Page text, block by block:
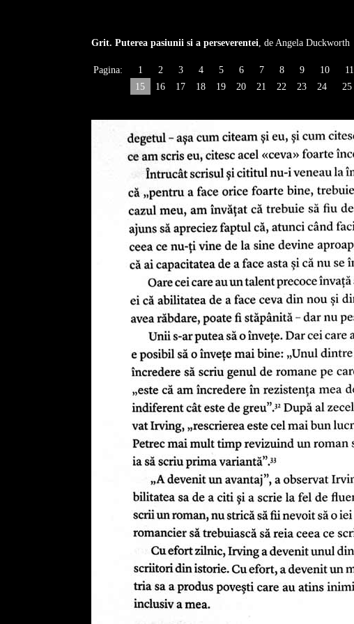
Grit. Puterea pasiunii si a perseverentei, de Angela Duckworth
Pagina: 1 2 3 4 5 6 7 8 9 10 11
15
16 17 18 19 20 21 22 23 24 25